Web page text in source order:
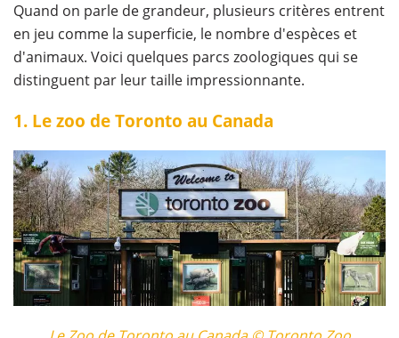
Quand on parle de grandeur, plusieurs critères entrent
en jeu comme la superficie, le nombre d'espèces et
d'animaux. Voici quelques parcs zoologiques qui se
distinguent par leur taille impressionnante.
1. Le zoo de Toronto au Canada